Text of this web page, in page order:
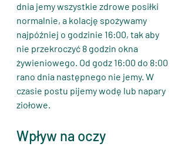
dnia jemy wszystkie zdrowe posiłki
normalnie, a kolację spożywamy
najpóźniej o godzinie 16:00, tak aby
nie przekroczyć 8 godzin okna
żywieniowego. Od godz 16:00 do 8:00
rano dnia następnego nie jemy. W
czasie postu pijemy wodę lub napary
ziołowe.
Wpływ na oczy